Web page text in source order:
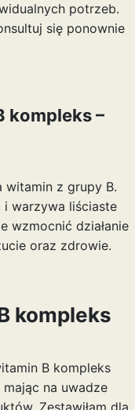
potrzeb.
się ponownie
kompleks –
witamin z grupy B.
i warzywa liściaste
wzmocnić działanie
oraz zdrowie.
kompleks
B kompleks
na uwadze
Zestawiłam dla